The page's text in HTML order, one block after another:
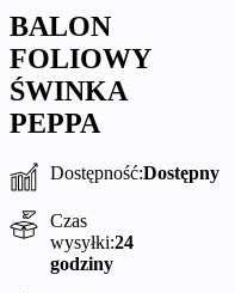
BALON
FOLIOWY
ŚWINKA
PEPPA
Dostępność:Dostępny
Czas
wysyłki:24
godziny